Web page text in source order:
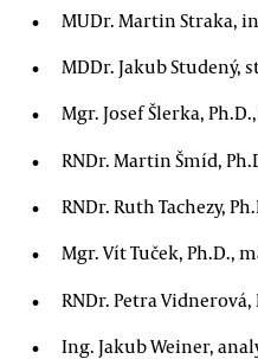
MUDr. Martin Straka,
MDDr. Jakub Studený,
Mgr. Josef Šlerka,
RNDr. Martin Šmíd,
RNDr. Ruth Tachezy,
Mgr. Vít Tuček, Ph.D.,
RNDr. Petra
Ing. Jakub Weiner,